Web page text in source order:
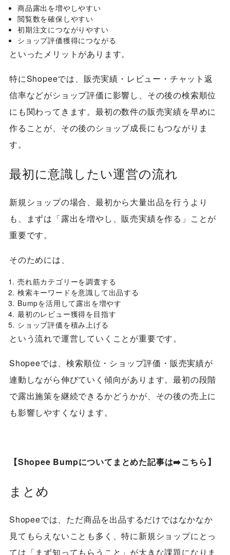
商品露出を増やしやすい
閲覧数を確保しやすい
初期注文につながりやすい
ショップ評価獲得につながる
といったメリットがあります。
特にShopeeでは、販売実績・レビュー・チャット返
信率などがショップ評価に影響し、その後の検索順位
にも関わってきます。最初の数件の販売実績を早めに
作ることが、その後のショップ成長にもつながりま
す。
最初に意識したい運営の流れ
新規ショップの場合、最初から大量出品を行うより
も、まずは「露出を増やし、販売実績を作る」ことが
重要です。
そのためには、
売れ筋カテゴリーを調査する
検索キーワードを意識して出品する
Bumpを活用して露出を増やす
最初のレビュー獲得を目指す
ショップ評価を積み上げる
という流れで運営していくことが重要です。
Shopeeでは、検索順位・ショップ評価・販売実績が
連動しながら伸びていく傾向があります。最初の段階
で露出施策を継続できるかどうかが、その後の売上に
も影響しやすくなります。
【Shopee Bumpについてまとめた記事は➡️こちら 】
まとめ
Shopeeでは、ただ商品を出品するだけではなかなか
見てもらえないことも多く、特に新規ショップにとっ
ては「まず知ってもらうこと」が大きな課題になりま